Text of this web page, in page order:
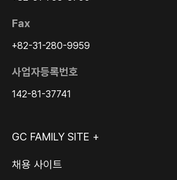
Fax
+82-31-280-9959
사업자등록번호
142-81-37741
GC FAMILY SITE +
채용 사이트